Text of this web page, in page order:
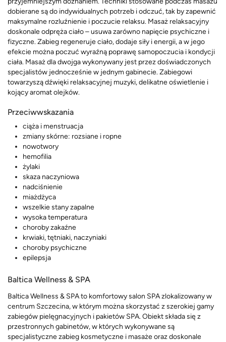
dobierane są do indywidualnych potrzeb i odczuć, tak by zapewnić
maksymalne rozluźnienie i poczucie relaksu. Masaż relaksacyjny
doskonale odpręża ciało – usuwa zarówno napięcie psychiczne i
fizyczne. Zabieg regeneruje ciało, dodaje siły i energii, a w jego
efekcie można poczuć wyraźną poprawę samopoczucia i kondycji
ciała. Masaż dla dwojga wykonywany jest przez doświadczonych
specjalistów jednocześnie w jednym gabinecie. Zabiegowi
towarzyszą dźwięki relaksacyjnej muzyki, delikatne oświetlenie i
kojący aromat olejków.
Przeciwwskazania
ciąża i menstruacja
zmiany skórne: rozsiane i ropne
nowotwory
hemofilia
żylaki
skaza naczyniowa
nadciśnienie
miażdżyca
wszelkie stany zapalne
wysoka temperatura
choroby zakaźne
krwiaki, tętniaki, naczyniaki
choroby psychiczne
epilepsja
Baltica Wellness & SPA
Baltica Wellness & SPA to komfortowy salon SPA zlokalizowany w
centrum Szczecina, w którym można skorzystać z szerokiej gamy
zabiegów pielęgnacyjnych i pakietów SPA. Obiekt składa się z
przestronnych gabinetów, w których wykonywane są
specjalistyczne zabieg kosmetyczne i masaże oraz doskonale